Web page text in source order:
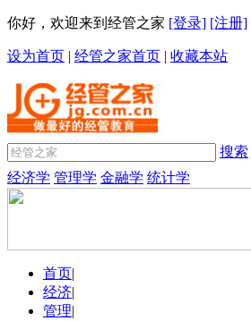
你好，欢迎来到经管之家 [登录] [注册]
设为首页 | 经管之家首页 | 收藏本站
搜索
经济学 管理学 金融学 统计学
首页|
经济|
管理|